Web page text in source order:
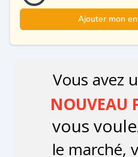
Ajouter mon